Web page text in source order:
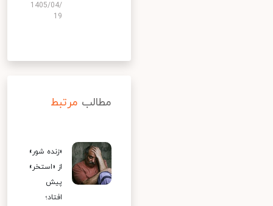
1405/04/
19
مطالب مرتبط
«زنده شور»
از «استخر»
پیش
افتاد؛